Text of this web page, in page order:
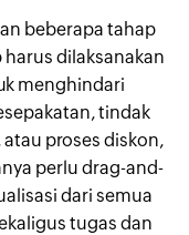
beberapa tahap
dilaksanakan
menghindari
tindak
proses diskon,
perlu drag-and-
dari semua
tugas dan